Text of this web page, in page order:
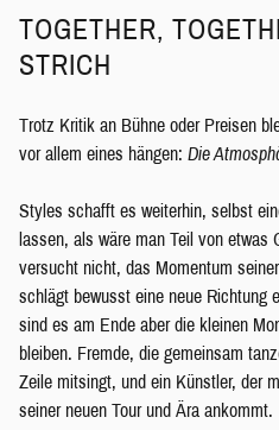
TOGETHER,
STRICH
Trotz Kritik an Bühne oder Preisen
vor allem eines hängen: Die
Styles schafft es weiterhin, selbst
lassen, als wäre man Teil von etwas
versucht nicht, das Momentum
schlägt bewusst eine neue Richtung
sind es am Ende aber die kleinen
bleiben. Fremde, die gemeinsam
Zeile mitsingt, und ein Künstler, der
seiner neuen Tour und Ära ankommt.